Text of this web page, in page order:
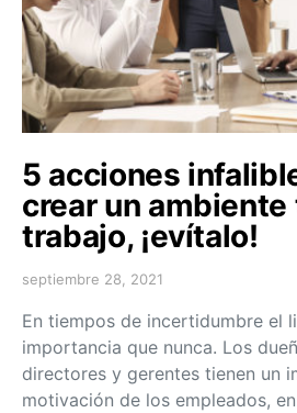
5 acciones
crear un
trabajo, ¡evítalo!
septiembre 28, 2021
En tiempos de incertidumbre el
importancia que nunca. Los
directores y gerentes tienen un
motivación de los empleados,